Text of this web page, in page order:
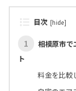
目次 [hide]
1
相模原市で
ト
料金を比較